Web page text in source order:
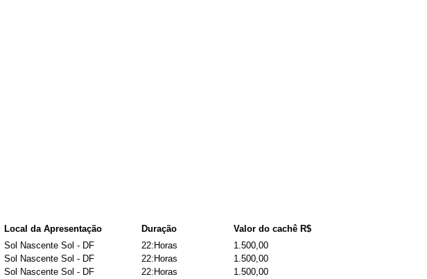
Local da Apresentação Duração
Valor do cachê R$
Sol Nascente Sol - DF 22:Horas
1.500,00
Sol Nascente Sol - DF 22:Horas
1.500,00
Sol Nascente Sol - DF 22:Horas
1.500,00